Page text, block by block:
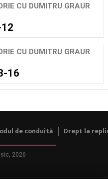
CU DUMITRU GRAUR
CU DUMITRU GRAUR
16
de conduită Drept la
2026